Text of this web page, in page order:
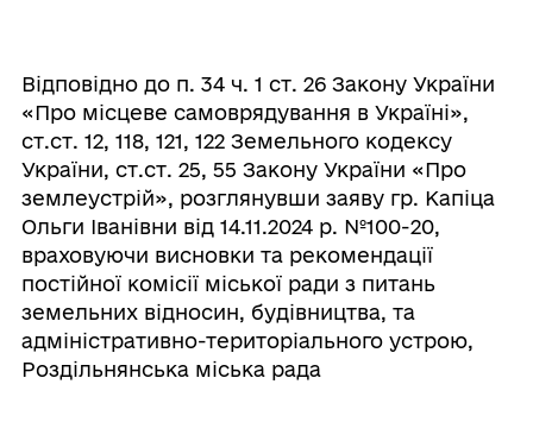
Відповідно до п. 34 ч. 1 ст. 26 Закону України
«Про місцеве самоврядування в Україні»,
ст.ст. 12, 118, 121, 122 Земельного кодексу
України, ст.ст. 25, 55 Закону України «Про
землеустрій», розглянувши заяву гр. Капіца
Ольги Іванівни від 14.11.2024 р. №100-20,
враховуючи висновки та рекомендації
постійної комісії міської ради з питань
земельних відносин, будівництва, та
адміністративно-територіального устрою,
Роздільнянська міська рада